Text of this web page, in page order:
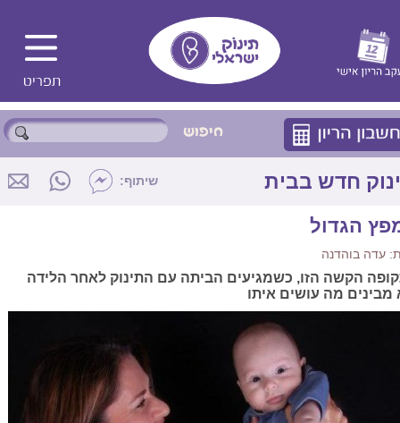
חדש בבית שיתוף:
הגדול
עדה בוהדנה
הקשה הזו, כשמגיעים הביתה עם התינוק לאחר הלידה
מבינים מה עושים איתו